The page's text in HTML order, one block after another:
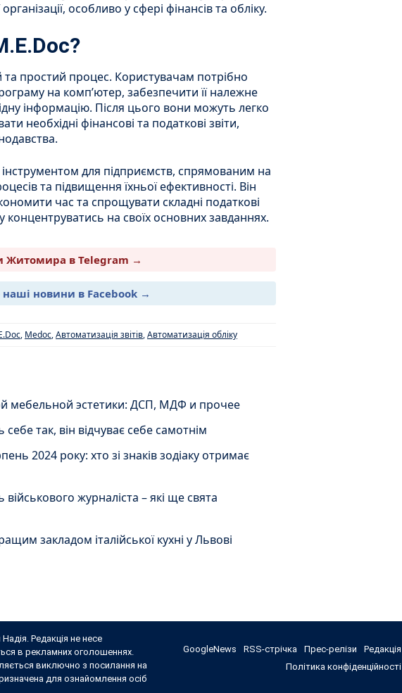
особливо у сфері фінансів та обліку.
простий процес. Користувачам потрібно
на комп’ютер, забезпечити її належне
інформацію. Після цього вони можуть легко
необхідні фінансові та податкові звіти,
для підприємств, спрямованим на
та підвищення їхньої ефективності. Він
час та спрощувати складні податкові
на своїх основних завданнях.
Житомира в Telegram →
новини в Facebook →
, Medoc,Автоматизація звітів,Автоматизація обліку
мебельной эстетики: ДСП, МДФ и прочее
так, він відчуває себе самотнім
2024 року: хто зі знаків зодіаку отримає
журналіста – які ще свята
закладом італійської кухні у Львові
Редакція не несе
в рекламних оголошеннях.
виключно з посилання на
для ознайомлення осіб
GoogleNews RSS-стрічка Прес-релізи Редакція
Політика конфіденційності